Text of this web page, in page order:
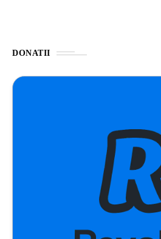
DONATII
Espressor paduri
1 year ago
Ai simțit vreodată deja-